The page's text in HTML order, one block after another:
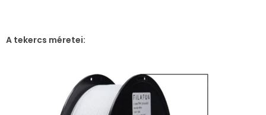
A tekercs méretei: